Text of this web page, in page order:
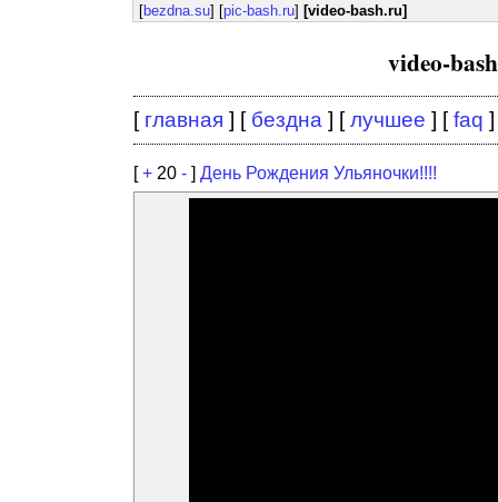
[bezdna.su] [pic-bash.ru] [video-bash.ru]
video-
[ главная ] [ бездна ] [лучшее ] [faq ]
[+ 20 - ] День Рождения Ульяночки!!!!